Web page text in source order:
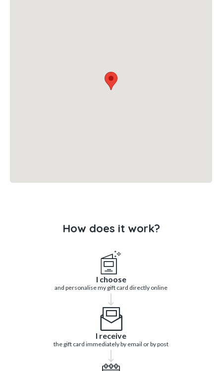
How does it work?
I choose
and personalise my gift card directly online
I receive
the gift card immediately by email or by post